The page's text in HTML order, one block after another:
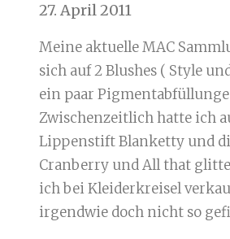
27. April 2011
Meine aktuelle MAC
sich auf 2 Blushes ( Style
ein paar
Zwischenzeitlich hatte ich
Lippenstift Blanketty und
Cranberry und All that
ich bei Kleiderkreisel
irgendwie doch nicht so